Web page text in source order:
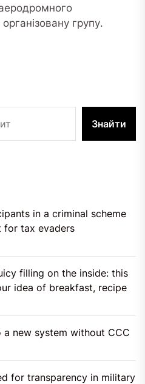
групу.
Знайти
in a criminal scheme
for tax evaders
filling on the inside: this
idea of ​​breakfast, recipe
new system without CCC
for transparency in military